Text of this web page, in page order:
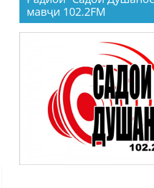
мавҷи 102.2FM